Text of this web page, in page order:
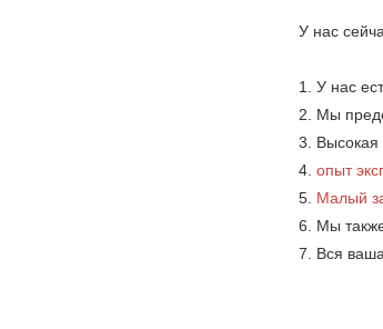
У нас
1. У нас
2. Мы
3. Высокая
4. опыт
5. Малый
6. Мы
7. Вся